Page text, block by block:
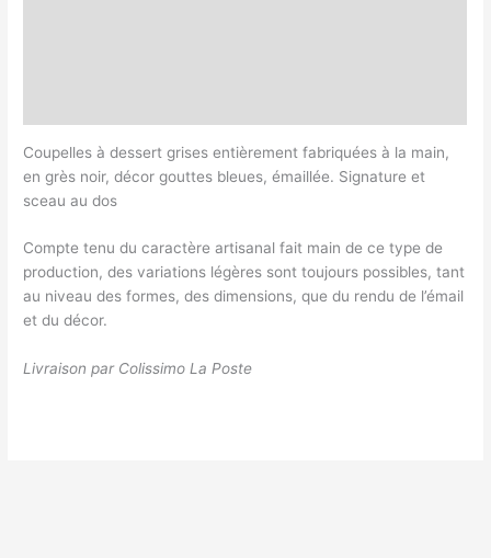
Coupelles à dessert grises entièrement fabriquées à la main,
en grès noir, décor gouttes bleues, émaillée. Signature et
sceau au dos
Compte tenu du caractère artisanal fait main de ce type de
production, des variations légères sont toujours possibles, tant
au niveau des formes, des dimensions, que du rendu de l’émail
et du décor.
Livraison par Colissimo La Poste